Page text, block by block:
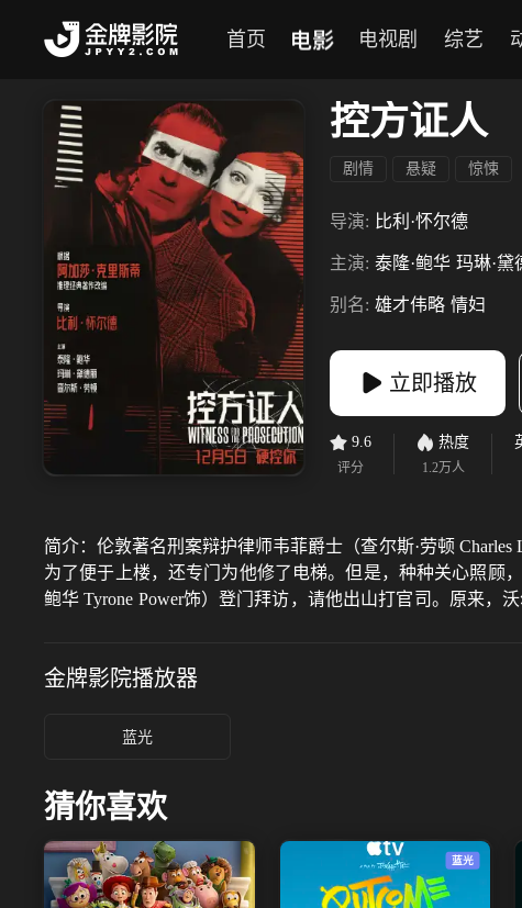
首页 电影 电视剧 综艺
控方证人
剧情 悬疑 惊悚
导演: 比利·怀尔德
主演: 泰隆·鲍华 玛琳·黛
别名: 雄才伟略 情妇
立即播放
9.6
评分
热度
1.2万人
简介：伦敦著名刑案辩护律师韦菲爵士（查尔斯·劳顿
为了便于上楼，还专门为他修了电梯。但是，种种关心照顾
鲍华 Tyrone Power饰）登门拜访，请他出山打官司。原来，
金牌影院播放器
蓝光
猜你喜欢
蓝光